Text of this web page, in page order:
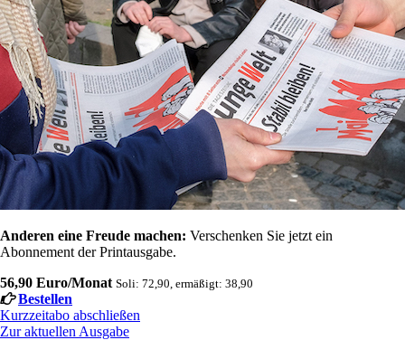
Anderen eine Freude machen: Verschenken Sie jetzt ein
Abonnement der Printausgabe.
56,90 Euro/Monat Soli: 72,90, ermäßigt: 38,90
Bestellen
Kurzzeitabo abschließen
Zur aktuellen Ausgabe